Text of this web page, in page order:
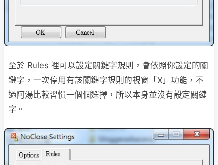
至於 Rules 裡可以設定關鍵字規則，會依照你設定的關
鍵字，一次停用有該關鍵字規則的視窗「X」功能，不
過阿湯比較習慣一個個選擇，所以本身並沒有設定關鍵
字。